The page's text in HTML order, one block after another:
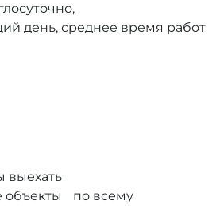
день, среднее время работ
выехать
объекты по всему